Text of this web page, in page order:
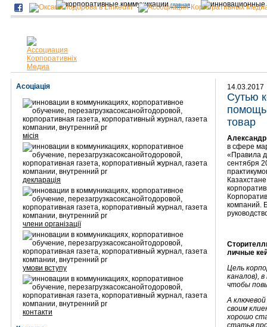
главная
Асоціація
місія
декларація
члени організації
умови вступу
контакти
14.03.2017
Сутью
товар
в сфере
«Правила
сентября
компаний.
личные
Цель
каналов),
чтобы
А
своим
хорошо
статья